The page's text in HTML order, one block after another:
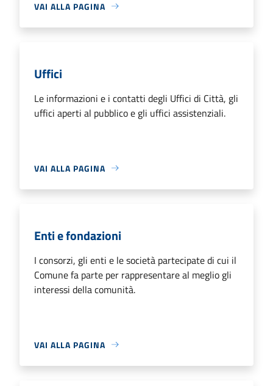
VAI ALLA PAGINA
Uffici
Le informazioni e i contatti degli Uffici di Città, gli
uffici aperti al pubblico e gli uffici assistenziali.
VAI ALLA PAGINA
Enti e fondazioni
I consorzi, gli enti e le società partecipate di cui il
Comune fa parte per rappresentare al meglio gli
interessi della comunità.
VAI ALLA PAGINA